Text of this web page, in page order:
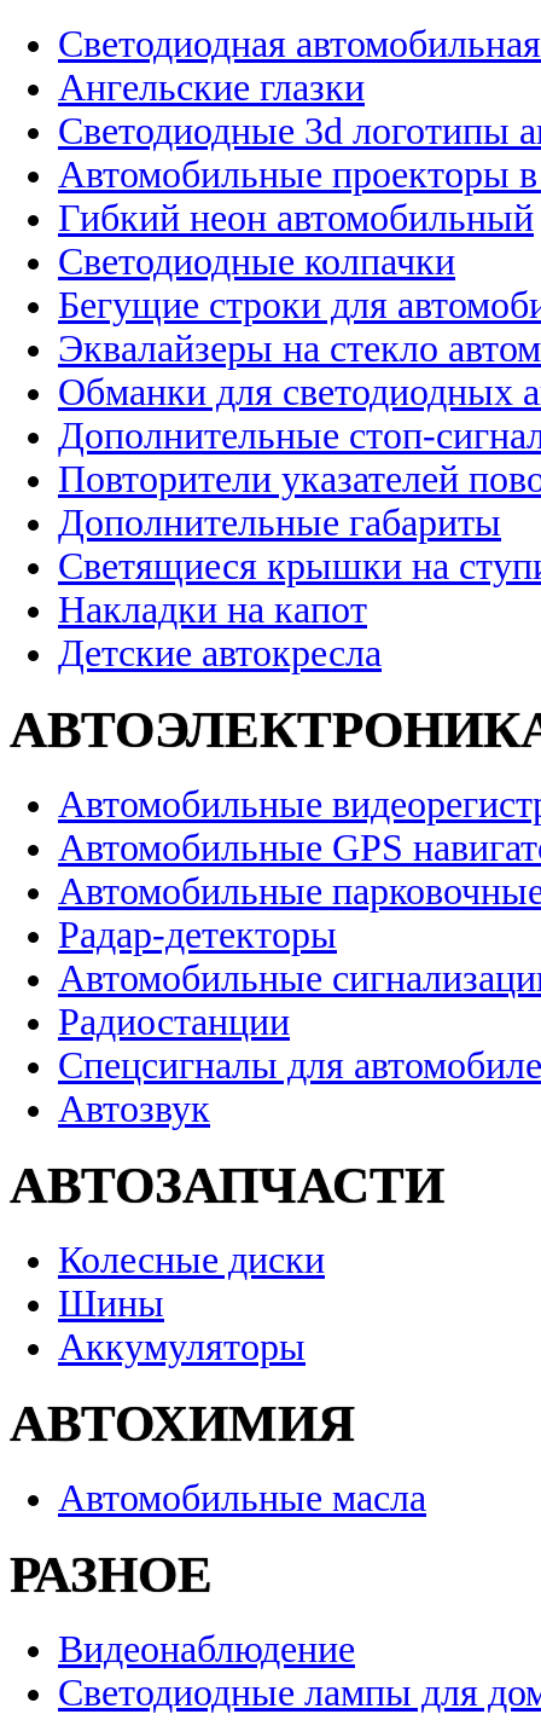
Светодиодная
Ангельские глазки
Светодиодные 3d логотипы
Автомобильные проекторы
Гибкий неон автомобильный
Светодиодные колпачки
Бегущие строки для
Эквалайзеры на стекло
Обманки для светодиодных
Дополнительные стоп-
Повторители указателей
Дополнительные габариты
Светящиеся крышки на
Накладки на капот
Детские автокресла
Автомобильные
Автомобильные GPS
Автомобильные
Радар-детекторы
Автомобильные
Радиостанции
Спецсигналы для
Автозвук
АВТОЗАПЧАСТИ
Колесные диски
Шины
Аккумуляторы
АВТОХИМИЯ
Автомобильные масла
РАЗНОЕ
Видеонаблюдение
Светодиодные лампы для